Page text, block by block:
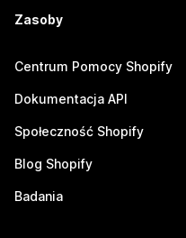
Zasoby
Centrum Pomocy Shopify
Dokumentacja API
Społeczność Shopify
Blog Shopify
Badania